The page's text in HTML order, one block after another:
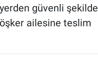
güvenli şekilde
ailesine teslim